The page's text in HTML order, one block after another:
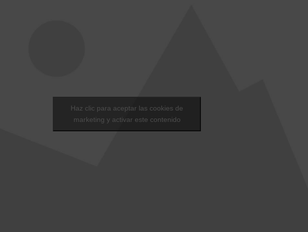
Haz clic para aceptar las cookies de
marketing y activar este contenido